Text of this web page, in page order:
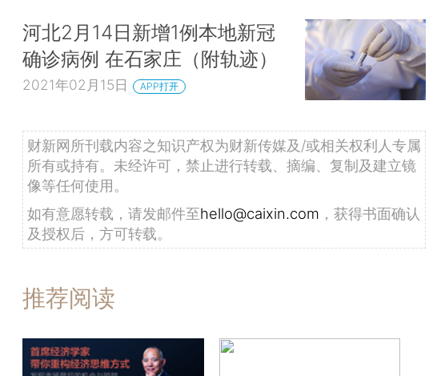
河北2月14日新增1例本地新冠
确诊病例 在石家庄（附轨迹）
2021年02月15日 APP打开
财新网所刊载内容之知识产权为财新传媒及/或相关权利人专属
所有或持有。未经许可，禁止进行转载、摘编、复制及建立镜
像等任何使用。
如有意愿转载，请发邮件至hello@caixin.com ，获得书面确认
及授权后，方可转载。
推荐阅读